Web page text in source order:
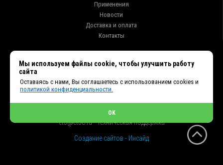
Применения
Новости
Доставка и оплата
Контакты
+7 (914) 010-76-83, 8 (3952) 93-27-93 - Отдел продаж
+7 (950) 075-85-99 - Техническая поддержка
et2@et38.ru - Отдел продаж
et3@et38.ru - Техническая поддержка
Создание сайтов - Инсайд
Мы используем файлы cookie, чтобы улучшить работу
сайта
Оставаясь с нами, Вы соглашаетесь с использованием cookies и
политикой конфиденциальности.
OK